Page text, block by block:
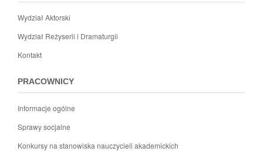
Wydział Aktorski
Wydział Reżyserii i Dramaturgii
Kontakt
PRACOWNICY
Informacje ogólne
Sprawy socjalne
Konkursy na stanowiska nauczycieli akademickich